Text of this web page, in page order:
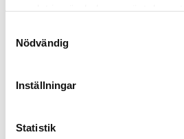
Nödvändig
Inställningar
Statistik
pulverlack i kulör
Disco har sju växlar som
hjälper till vid tunga starter
valbar assistans i tre nivåer.
Motorn ger hjälp upp till en